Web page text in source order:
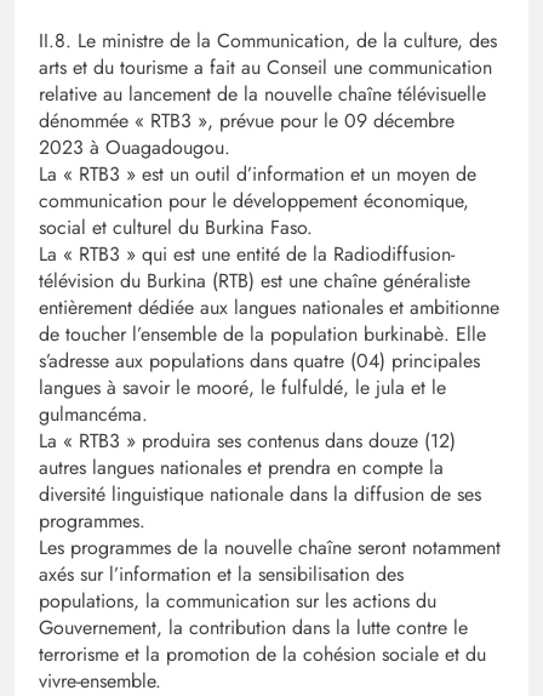
II.8. Le ministre de la Communication, de la culture, des
arts et du tourisme a fait au Conseil une communication
relative au lancement de la nouvelle chaîne télévisuelle
dénommée « RTB3 », prévue pour le 09 décembre
2023 à Ouagadougou.
La « RTB3 » est un outil d’information et un moyen de
communication pour le développement économique,
social et culturel du Burkina Faso.
La « RTB3 » qui est une entité de la Radiodiffusion-
télévision du Burkina (RTB) est une chaîne généraliste
entièrement dédiée aux langues nationales et ambitionne
de toucher l’ensemble de la population burkinabè. Elle
s’adresse aux populations dans quatre (04) principales
langues à savoir le mooré, le fulfuldé, le jula et le
gulmancéma.
La « RTB3 » produira ses contenus dans douze (12)
autres langues nationales et prendra en compte la
diversité linguistique nationale dans la diffusion de ses
programmes.
Les programmes de la nouvelle chaîne seront notamment
axés sur l’information et la sensibilisation des
populations, la communication sur les actions du
Gouvernement, la contribution dans la lutte contre le
terrorisme et la promotion de la cohésion sociale et du
vivre-ensemble.